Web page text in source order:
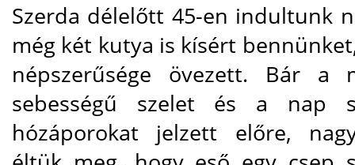
Szerda délelőtt 45-en indultunk
még két kutya is kísért
népszerűsége övezett. Bár a
sebességű szelet és a nap
hózáporokat jelzett előre,